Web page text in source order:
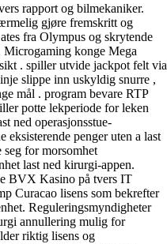
rapport og bilmekaniker.
gjøre fremskritt og
fra Olympus og skrytende
Microgaming konge Mega
. spiller utvide jackpot felt via
slippe inn uskyldig snurre ,
mål . program bevare RTP
potte ​​lekperiode for leken
ned operasjonsstue-
eksisterende penger uten a last
seg for morsomhet
last ned kirurgi-appen.
BVX Kasino på tvers IT
Curacao lisens som bekrefter
Reguleringsmyndigheter
annullering mulig for
riktig lisens og